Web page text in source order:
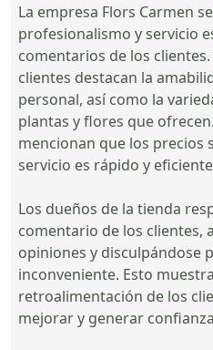
La empresa Flors Carmen
profesionalismo y servicio
comentarios de los
clientes destacan la
personal, así como la
plantas y flores que
mencionan que los precios
servicio es rápido y
Los dueños de la tienda
comentario de los clientes,
opiniones y disculpándose
inconveniente. Esto
retroalimentación de los
mejorar y generar